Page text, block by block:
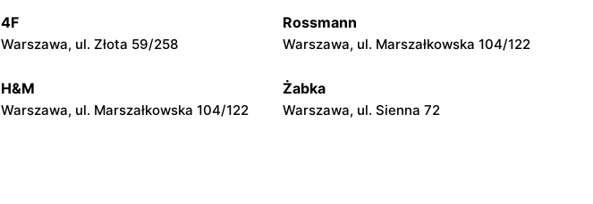
Delikatesy Centrum
Nowa Wola, ul. Ignacego Krasickiego 110
Delikatesy Centrum
Konstancin-Jeziorna, ul. Świetlicowa
4F
Warszawa, ul. Złota 59/258
Rossmann
Warszawa, ul. Marszałkowska 104/122
H&M
Warszawa, ul. Marszałkowska 104/122
Żabka
Warszawa, ul. Sienna 72